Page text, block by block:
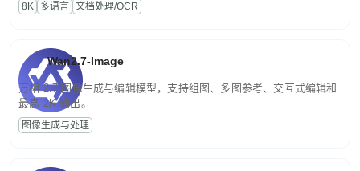
8K 多语言 文档处理/OCR
Wan2.7-Image
万相 2.7 图像生成与编辑模型，支持组图、多图参考、交互式编辑和
最高 2K 输出。
图像生成与处理